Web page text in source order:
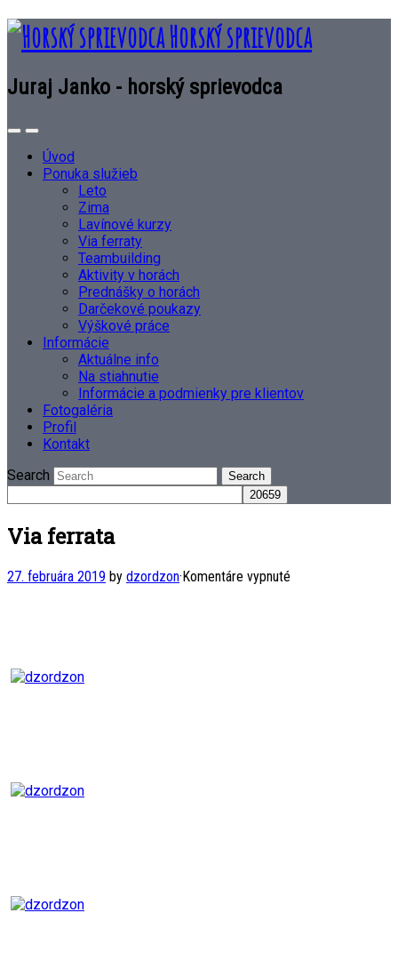
Horský sprievodca
Juraj Janko - horský sprievodca
Úvod
Ponuka služieb
Leto
Zima
Lavínové kurzy
Via ferraty
Teambuilding
Aktivity v horách
Prednášky o horách
Darčekové poukazy
Výškové práce
Informácie
Aktuálne info
Na stiahnutie
Informácie a podmienky pre klientov
Fotogaléria
Profil
Kontakt
Search
Via ferrata
27. februára 2019 by dzordzon·Komentáre vypnuté